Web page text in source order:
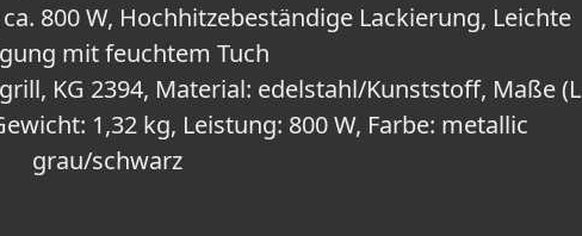
800 W, Hochhitzebeständige Lackierung, Leichte
mit feuchtem Tuch
KG 2394, Material: edelstahl/Kunststoff, Maße (L
1,32 kg, Leistung: 800 W, Farbe: metallic
grau/schwarz